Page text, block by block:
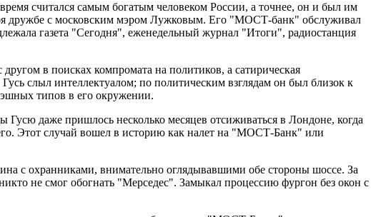
считался самым богатым человеком России, а точнее, он и был им
дружбе с московским мэром Лужковым. Его "МОСТ-банк" обслуживал
газета "Сегодня", еженедельный журнал "Итоги", радиостанция
в поисках компромата на политиков, а сатирическая
слыл интеллектуалом; по политическим взглядам он был близок к
типов в его окружении.
даже пришлось несколько месяцев отсиживаться в Лондоне, когда
Этот случай вошел в историю как налет на "МОСТ-Банк" или
с охранниками, внимательно оглядывавшими обе стороны шоссе. За
не смог обогнать "Мерседес". Замыкал процессию фургон без окон с